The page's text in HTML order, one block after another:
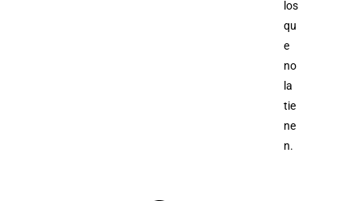
los
qu
e
no
la
tie
ne
n.